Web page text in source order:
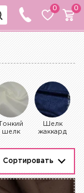
0 0
Тонкий
шелк
Шелк
жаккард
Сортировать